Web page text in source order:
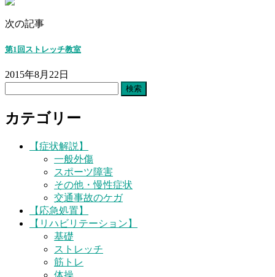
次の記事
第1回ストレッチ教室
2015年8月22日
カテゴリー
【症状解説】
一般外傷
スポーツ障害
その他・慢性症状
交通事故のケガ
【応急処置】
【リハビリテーション】
基礎
ストレッチ
筋トレ